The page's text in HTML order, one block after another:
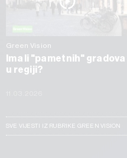
Green Vision
Ima li "pametnih" gradova
u regiji?
SVE VIJESTI IZ RUBRIKE GREEN VISION